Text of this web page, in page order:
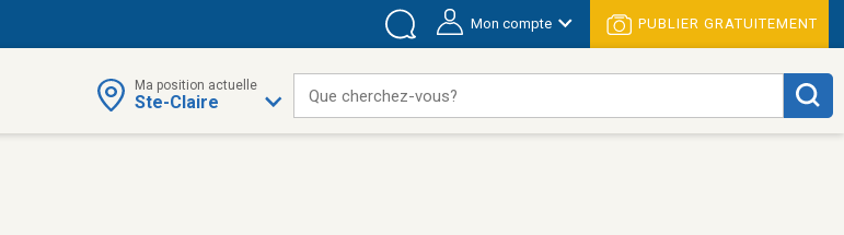
Mon compte PUBLIER GRATUITEMENT
Ma position actuelle
Ste-Claire Que cherchez-vous?